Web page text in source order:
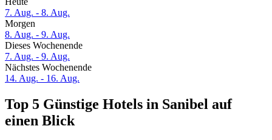
7. Aug. - 8. Aug.
Morgen
8. Aug. - 9. Aug.
Dieses Wochenende
7. Aug. - 9. Aug.
Nächstes Wochenende
14. Aug. - 16. Aug.
Top 5 Günstige Hotels in Sanibel auf
einen Blick